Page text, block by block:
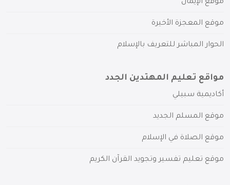
موقع الإيمان
موقع المعجزة الأخيرة
الحوار المباشر للتعريف بالإسلام
مواقع تعليم المهتدين الجدد
أكاديمية سبيلي
موقع المسلم الجديد
موقع الصلاة في الإسلام
موقع تعليم تفسير وتجويد القرآن الكريم